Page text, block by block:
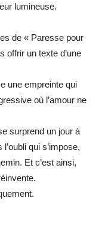
lumineuse.
de « Paresse pour
offrir un texte d’une
une empreinte qui
où l’amour ne
surprend un jour à
qui s’impose,
Et c’est ainsi,